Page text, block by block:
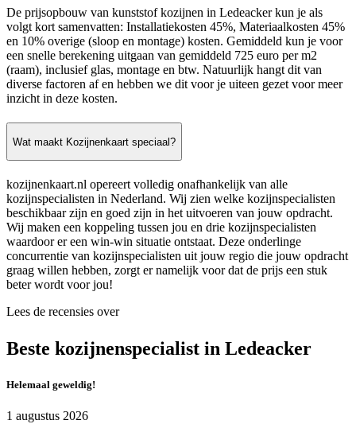
De prijsopbouw van kunststof kozijnen in Ledeacker kun je als
volgt kort samenvatten: Installatiekosten 45%, Materiaalkosten 45%
en 10% overige (sloop en montage) kosten. Gemiddeld kun je voor
een snelle berekening uitgaan van gemiddeld 725 euro per m2
(raam), inclusief glas, montage en btw. Natuurlijk hangt dit van
diverse factoren af en hebben we dit voor je uiteen gezet voor meer
inzicht in deze kosten.
Wat maakt Kozijnenkaart speciaal?
kozijnenkaart.nl opereert volledig onafhankelijk van alle
kozijnspecialisten in Nederland. Wij zien welke kozijnspecialisten
beschikbaar zijn en goed zijn in het uitvoeren van jouw opdracht.
Wij maken een koppeling tussen jou en drie kozijnspecialisten
waardoor er een win-win situatie ontstaat. Deze onderlinge
concurrentie van kozijnspecialisten uit jouw regio die jouw opdracht
graag willen hebben, zorgt er namelijk voor dat de prijs een stuk
beter wordt voor jou!
Lees de recensies over
Beste kozijnenspecialist in Ledeacker
Helemaal geweldig!
1 augustus 2026